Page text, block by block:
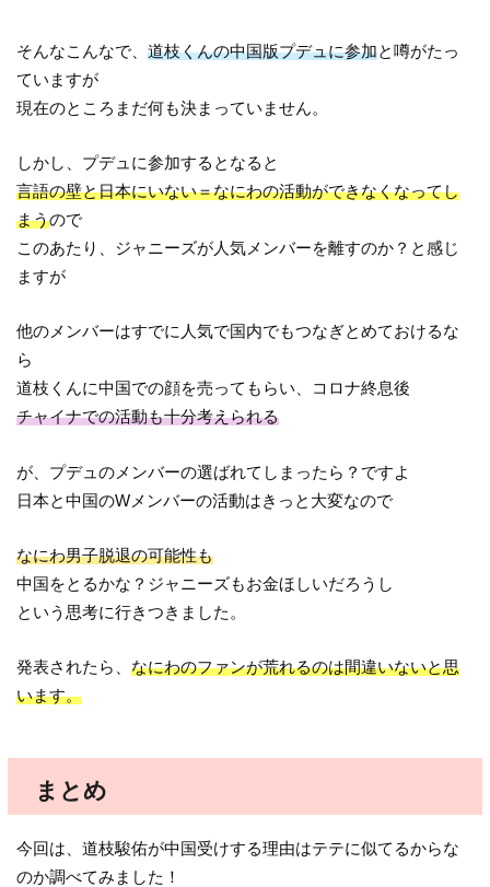
そんなこんなで、道枝くんの中国版プデュに参加と噂がたっ
ていますが
現在のところまだ何も決まっていません。
しかし、プデュに参加するとなると
言語の壁と日本にいない＝なにわの活動ができなくなってし
まうので
このあたり、ジャニーズが人気メンバーを離すのか？と感じ
ますが
他のメンバーはすでに人気で国内でもつなぎとめておけるな
ら
道枝くんに中国での顔を売ってもらい、コロナ終息後
チャイナでの活動も十分考えられる
が、プデュのメンバーの選ばれてしまったら？ですよ
日本と中国のWメンバーの活動はきっと大変なので
なにわ男子脱退の可能性も
中国をとるかな？ジャニーズもお金ほしいだろうし
という思考に行きつきました。
発表されたら、なにわのファンが荒れるのは間違いないと思
います。
まとめ
今回は、道枝駿佑が中国受けする理由はテテに似てるからな
のか調べてみました！